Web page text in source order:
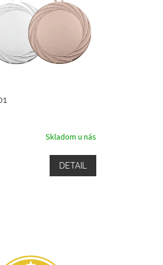
Skladom u nás
DETAIL